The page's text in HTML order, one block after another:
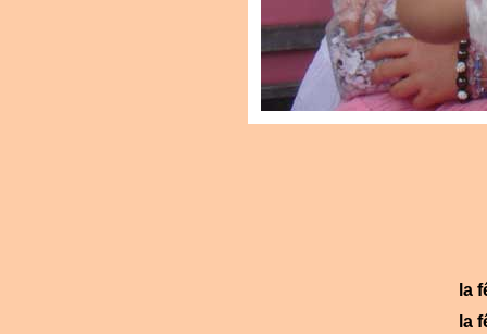
la
la